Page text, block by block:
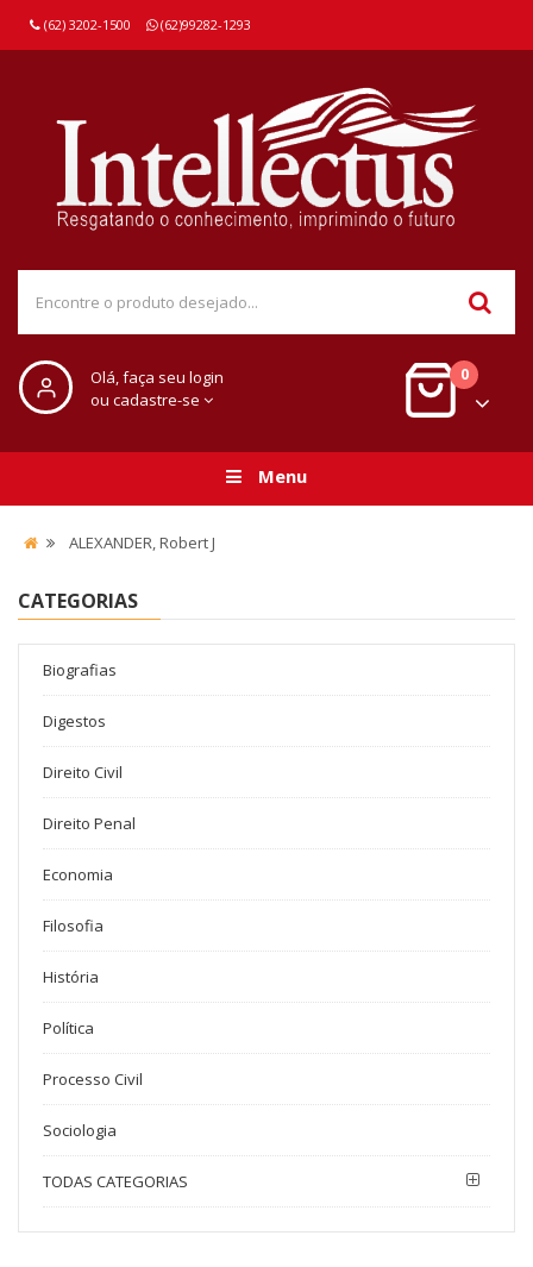
(62) 3202-1500 (62)99282-1293
Olá, faça seu login
ou cadastre-se
0
Menu
ALEXANDER, Robert J
CATEGORIAS
Biografias
Digestos
Direito Civil
Direito Penal
Economia
Filosofia
História
Política
Processo Civil
Sociologia
TODAS CATEGORIAS